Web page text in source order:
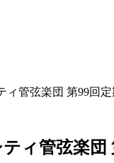
ィ管弦楽団